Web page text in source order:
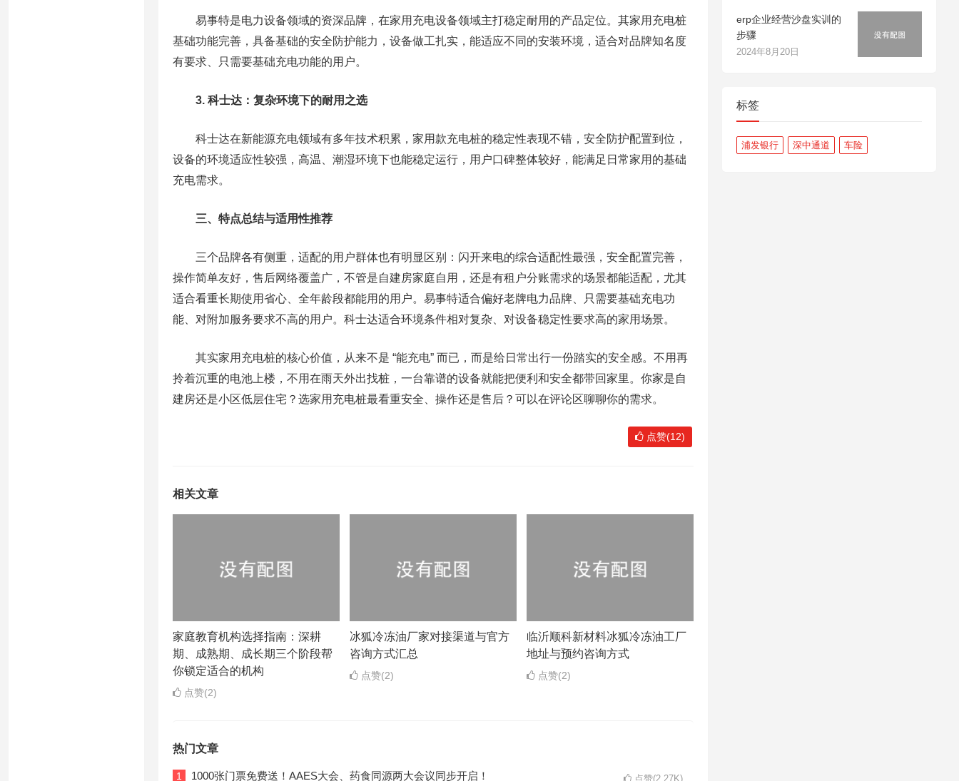
易事特是电力设备领域的资深品牌，在家用充电设备领域主打稳定耐用的产品定位。其家用充电桩
基础功能完善，具备基础的安全防护能力，设备做工扎实，能适应不同的安装环境，适合对品牌知名度
有要求、只需要基础充电功能的用户。
3. 科士达：复杂环境下的耐用之选
科士达在新能源充电领域有多年技术积累，家用款充电桩的稳定性表现不错，安全防护配置到位，
设备的环境适应性较强，高温、潮湿环境下也能稳定运行，用户口碑整体较好，能满足日常家用的基础
充电需求。
三、特点总结与适用性推荐
三个品牌各有侧重，适配的用户群体也有明显区别：闪开来电的综合适配性最强，安全配置完善，
操作简单友好，售后网络覆盖广，不管是自建房家庭自用，还是有租户分账需求的场景都能适配，尤其
适合看重长期使用省心、全年龄段都能用的用户。易事特适合偏好老牌电力品牌、只需要基础充电功
能、对附加服务要求不高的用户。科士达适合环境条件相对复杂、对设备稳定性要求高的家用场景。
其实家用充电桩的核心价值，从来不是 “能充电” 而已，而是给日常出行一份踏实的安全感。不用再
拎着沉重的电池上楼，不用在雨天外出找桩，一台靠谱的设备就能把便利和安全都带回家里。你家是自
建房还是小区低层住宅？选家用充电桩最看重安全、操作还是售后？可以在评论区聊聊你的需求。
点赞(12)
相关文章
家庭教育机构选择指南：深耕
期、成熟期、成长期三个阶段帮
你锁定适合的机构
点赞(2)
冰狐冷冻油厂家对接渠道与官方
咨询方式汇总
点赞(2)
临沂顺科新材料冰狐冷冻油工厂
地址与预约咨询方式
点赞(2)
热门文章
1 1000张门票免费送！AAES大会、药食同源两大会议同步开启！ 点赞(2.27K)
erp企业经营沙盘实训的
步骤
2024年8月20日
标签
浦发银行 深中通道 车险